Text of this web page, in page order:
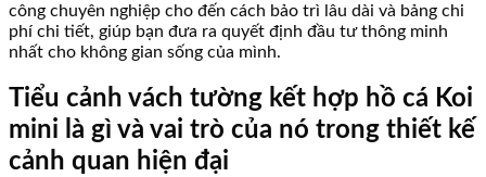
công chuyên nghiệp cho đến cách bảo trì lâu dài và bảng chi
phí chi tiết, giúp bạn đưa ra quyết định đầu tư thông minh
nhất cho không gian sống của mình.
Tiểu cảnh vách tường kết hợp hồ cá Koi
mini là gì và vai trò của nó trong thiết kế
cảnh quan hiện đại